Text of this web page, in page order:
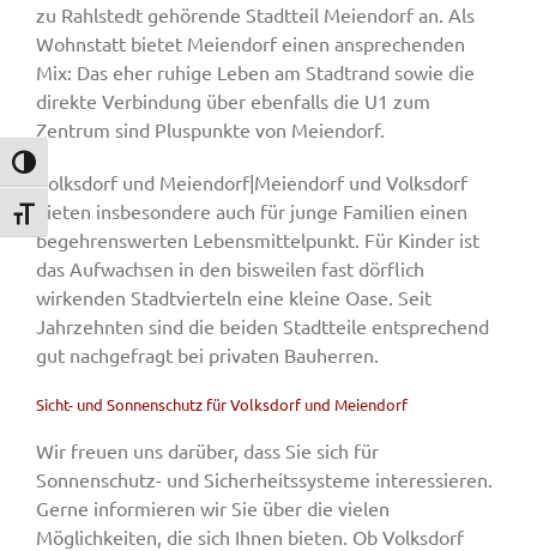
Umschalten auf hohe Kontraste
Schrift vergrößern
zu Rahlstedt gehörende Stadtteil Meiendorf an. Als
Wohnstatt bietet Meiendorf einen ansprechenden
Mix: Das eher ruhige Leben am Stadtrand sowie die
direkte Verbindung über ebenfalls die U1 zum
Zentrum sind Pluspunkte von Meiendorf.
Volksdorf und Meiendorf|Meiendorf und Volksdorf
bieten insbesondere auch für junge Familien einen
begehrenswerten Lebensmittelpunkt. Für Kinder ist
das Aufwachsen in den bisweilen fast dörflich
wirkenden Stadtvierteln eine kleine Oase. Seit
Jahrzehnten sind die beiden Stadtteile entsprechend
gut nachgefragt bei privaten Bauherren.
Sicht- und Sonnenschutz für Volksdorf und Meiendorf
Wir freuen uns darüber, dass Sie sich für
Sonnenschutz- und Sicherheitssysteme interessieren.
Gerne informieren wir Sie über die vielen
Möglichkeiten, die sich Ihnen bieten. Ob Volksdorf